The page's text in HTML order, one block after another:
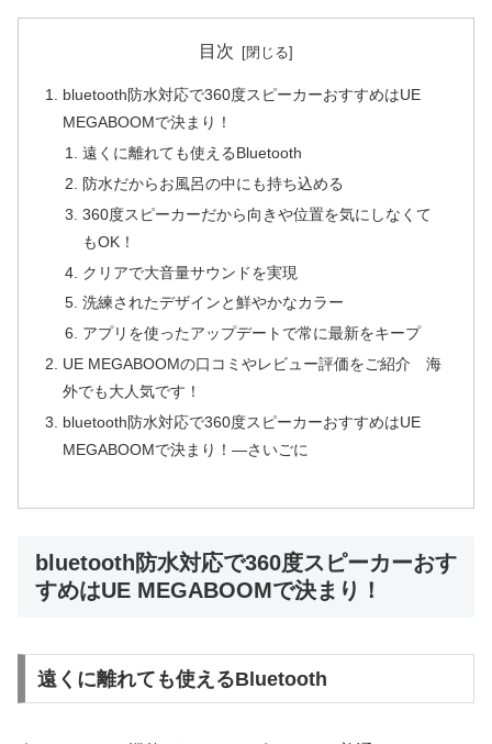
目次
bluetooth防水対応で360度スピーカーおすすめはUE
MEGABOOMで決まり！
遠くに離れても使えるBluetooth
防水だからお風呂の中にも持ち込める
360度スピーカーだから向きや位置を気にしなくて
もOK！
クリアで大音量サウンドを実現
洗練されたデザインと鮮やかなカラー
アプリを使ったアップデートで常に最新をキープ
UE MEGABOOMの口コミやレビュー評価をご紹介 海
外でも大人気です！
bluetooth防水対応で360度スピーカーおすすめはUE
MEGABOOMで決まり！―さいごに
bluetooth防水対応で360度スピーカーおす
すめはUE MEGABOOMで決まり！
遠くに離れても使えるBluetooth